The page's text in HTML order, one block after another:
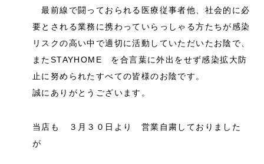
最前線で闘っておられる医療従事者他、社会的に必
要とされる業務に携わっていらっしゃる方たちが感染
リスクの高い中で適切に活動していただいたお陰で、
またSTAYHOME を合言葉に外出をせず感染拡大防
止に努められたすべての皆様のお陰です。
誠にありがとうございます。
当店も ３月３０日より 営業自粛しておりました
が